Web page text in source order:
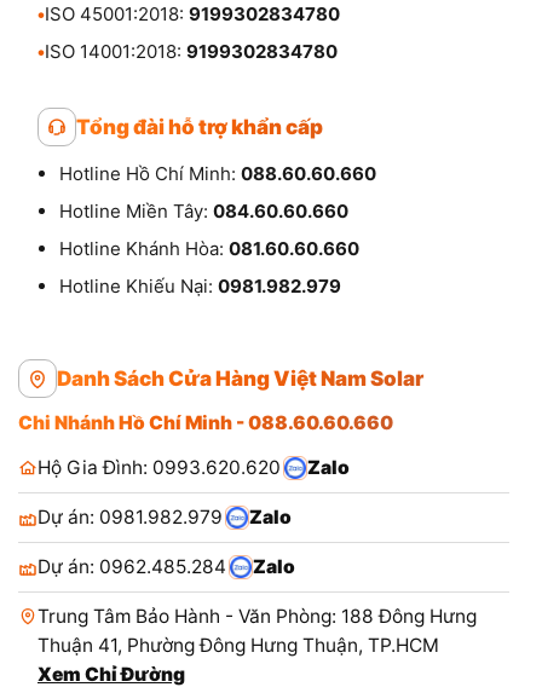
•ISO 45001:2018: 9199302834780
•ISO 14001:2018: 9199302834780
Tổng đài hỗ trợ khẩn cấp
Hotline Hồ Chí Minh: 088.60.60.660
Hotline Miền Tây: 084.60.60.660
Hotline Khánh Hòa: 081.60.60.660
Hotline Khiếu Nại: 0981.982.979
Danh Sách Cửa Hàng Việt Nam Solar
Chi Nhánh Hồ Chí Minh - 088.60.60.660
Hộ Gia Đình: 0993.620.620
Zalo
Dự án: 0981.982.979 Zalo
Dự án: 0962.485.284 Zalo
Trung Tâm Bảo Hành - Văn Phòng: 188 Đông Hưng
Thuận 41, Phường Đông Hưng Thuận, TP.HCM
Xem Chỉ Đường